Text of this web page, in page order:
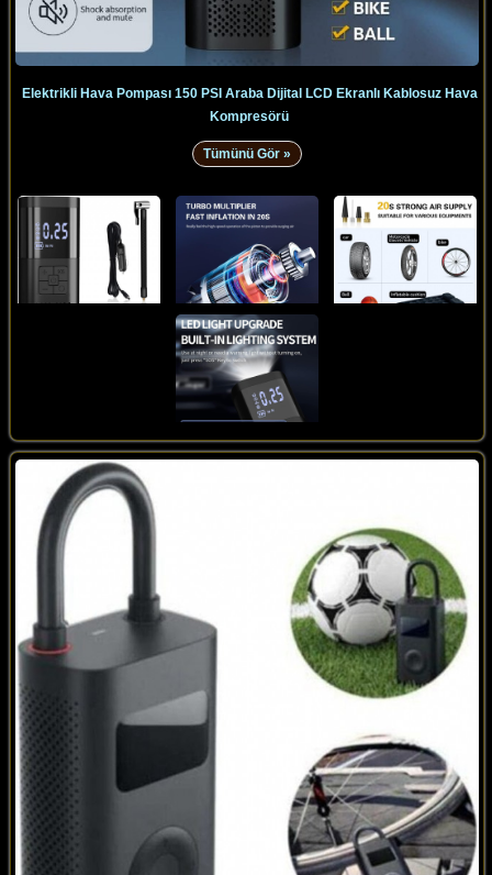
Elektrikli Hava Pompası 150 PSI Araba Dijital LCD Ekranlı Kablosuz Hava
Kompresörü
Tümünü Gör »